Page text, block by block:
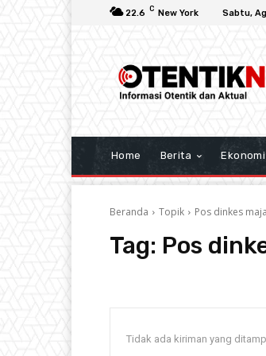
22.6 C New York Sabtu,
Home Berita
Beranda Topik Pos dinkes
Tag: Pos
Tidak ada kiriman yang